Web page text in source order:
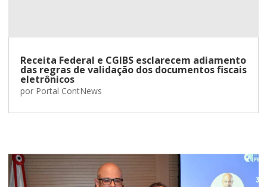
Receita Federal e CGIBS esclarecem adiamento
das regras de validação dos documentos fiscais
eletrônicos
por Portal ContNews